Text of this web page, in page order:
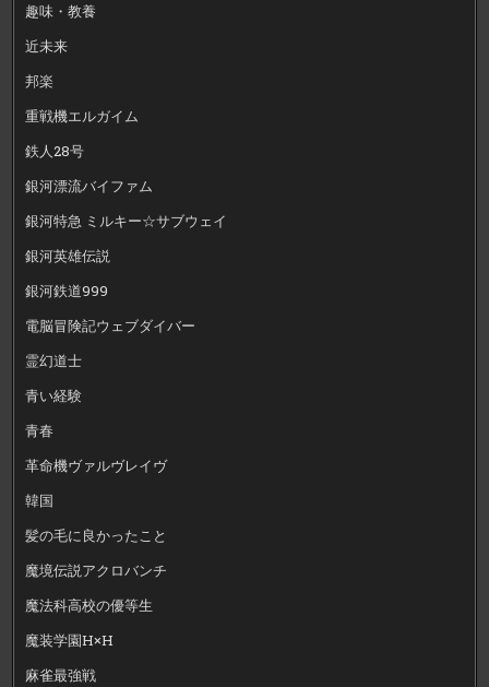
趣味・教養
近未来
邦楽
重戦機エルガイム
鉄人28号
銀河漂流バイファム
銀河特急 ミルキー☆サブウェイ
銀河英雄伝説
銀河鉄道999
電脳冒険記ウェブダイバー
霊幻道士
青い経験
青春
革命機ヴァルヴレイヴ
韓国
髪の毛に良かったこと
魔境伝説アクロバンチ
魔法科高校の優等生
魔装学園H×H
麻雀最強戦